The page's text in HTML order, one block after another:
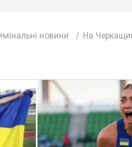
новини На